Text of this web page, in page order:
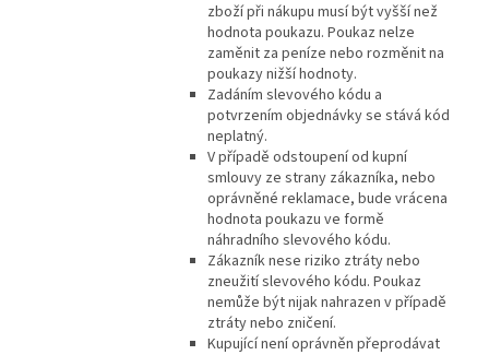
zboží při nákupu musí být vyšší než
hodnota poukazu. Poukaz nelze
zaměnit za peníze nebo rozměnit na
poukazy nižší hodnoty.
Zadáním slevového kódu a
potvrzením objednávky se stává kód
neplatný.
V případě odstoupení od kupní
smlouvy ze strany zákazníka, nebo
oprávněné reklamace, bude vrácena
hodnota poukazu ve formě
náhradního slevového kódu.
Zákazník nese riziko ztráty nebo
zneužití slevového kódu. Poukaz
nemůže být nijak nahrazen v případě
ztráty nebo zničení.
Kupující není oprávněn přeprodávat